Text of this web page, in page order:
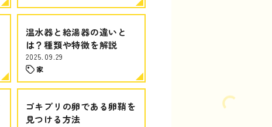
温水器と給湯器の違いと
は？種類や特徴を解説
2025.09.29
家
ゴキブリの卵である卵鞘を
見つける方法